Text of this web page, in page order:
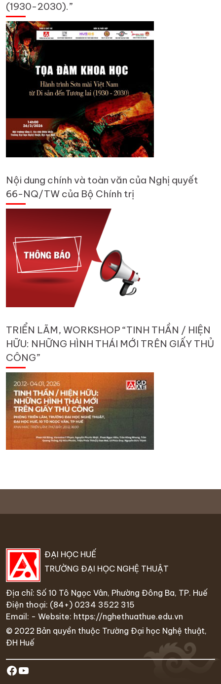
(1930-2030).”
Nội dung chính và toàn văn của Nghị quyết
66-NQ/TW của Bộ Chính trị
TRIỂN LÃM, WORKSHOP “TINH THẦN / HIỆN
HỮU: NHỮNG HÌNH THÁI MỚI TRÊN GIẤY THỦ
CÔNG”
ĐẠI HỌC HUẾ
TRƯỜNG ĐẠI HỌC NGHỆ THUẬT
Địa chỉ: Số 10 Tô Ngọc Vân, Phường Đông Ba, TP. Huế
Điện thoại: (84+) 0234 3522 315
Email: - Website: https://nghethuathue.edu.vn
© 2022 Bản quyền thuộc Trường Đại học Nghệ thuật,
ĐH Huế
https://www.facebook.com/
Youtube